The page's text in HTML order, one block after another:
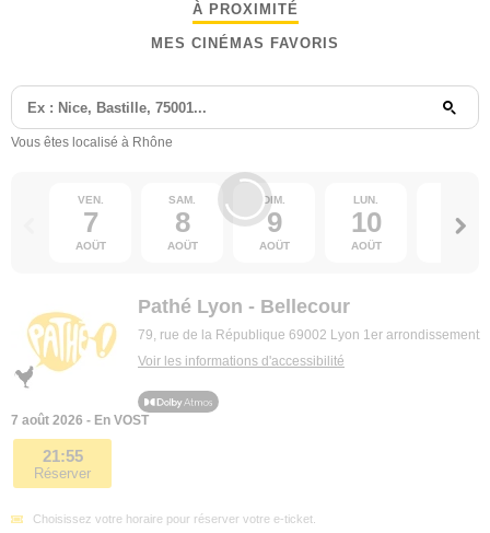
À PROXIMITÉ
MES CINÉMAS FAVORIS
Vous êtes localisé à Rhône
VEN.
7
AOÛT
SAM.
8
AOÛT
DIM.
9
AOÛT
LUN.
10
AOÛT
11
Pathé Lyon - Bellecour
79, rue de la République 69002 Lyon 1er arrondissement
Voir les informations d'accessibilité
7 août 2026 - En VOST
21:55
Réserver
Choisissez votre horaire pour réserver votre e-ticket.